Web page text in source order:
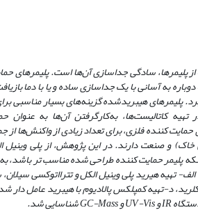
پلیمرها، سادگی جداسازی آن‌ها است. پلیمرهای
به‌ آسانی با یک جداسازی ساده و یا با دما
پلیمر‌های هیبریدشده گزینه‌های بسیار مناسبی
کاتالیست‌ها، به‌کارگرفتن آن‌ها به‌ عنوان
حمایت کننده فلزی، برای تعداد زیادی از واکنش‌ها
و صنعت دارند. در این پژوهش، از پلی وینیل
پلیمر حمایت کننده طراحی شده مناسب تر باشد،
هیرید پلی وینیل الکل و تترااتوکسی
د-تهیه کمپلکس پالادیوم با هیبرید عامل‌
IRوUV-VisوGC-Massشناسایی شد.